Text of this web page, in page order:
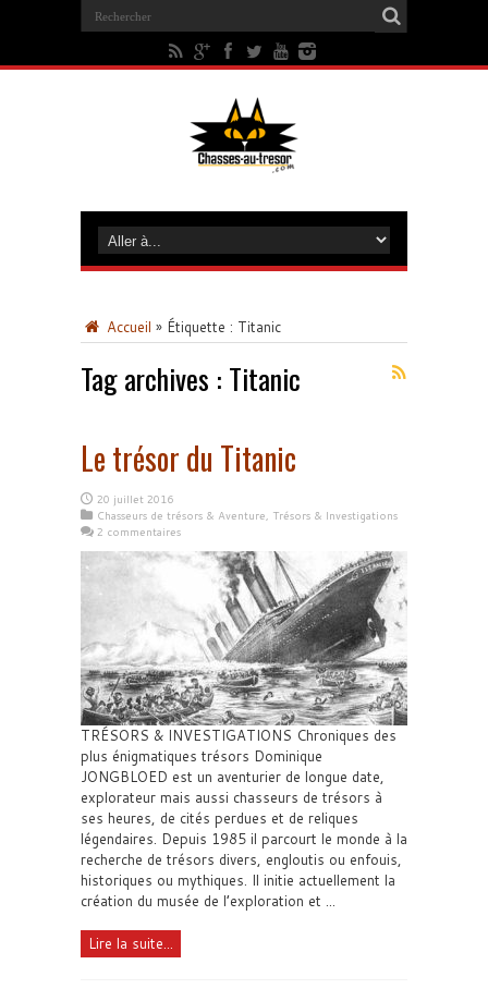
Accueil » Étiquette : Titanic
Tag archives : Titanic
Le trésor du Titanic
20 juillet 2016
Chasseurs de trésors & Aventure, Trésors & Investigations
2 commentaires
TRÉSORS & INVESTIGATIONS Chroniques des
plus énigmatiques trésors Dominique
JONGBLOED est un aventurier de longue date,
explorateur mais aussi chasseurs de trésors à
ses heures, de cités perdues et de reliques
légendaires. Depuis 1985 il parcourt le monde à la
recherche de trésors divers, engloutis ou enfouis,
historiques ou mythiques. Il initie actuellement la
création du musée de l’exploration et ...
Lire la suite...